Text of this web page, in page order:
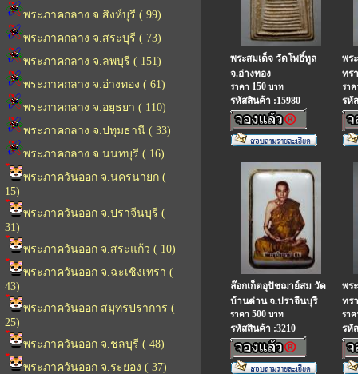
พระภาคกลาง จ.สิงห์บุรี ( 99)
พระภาคกลาง จ.สระบุรี ( 73)
พระภาคกลาง จ.ลพบุรี ( 151)
พระภาคกลาง จ.อ่างทอง ( 61)
พระภาคกลาง จ.อยุธยา ( 110)
พระภาคกลาง จ.ปทุมธานี ( 33)
พระภาคกลาง จ.นนทบุรี ( 16)
พระภาควันออก จ.นครนายก (
15)
พระภาควันออก จ.ปราจีนบุรี (
31)
พระภาควันออก จ.สระแก้ว ( 10)
พระภาควันออก จ.ฉะเชิงเทรา (
43)
พระภาควันออก สมุทรปราการ (
25)
พระภาควันออก จ.ชลบุรี ( 48)
พระภาควันออก จ.ระยอง ( 37)
พระสมเด็จ วัดโพธิ์ทูล
จ.อ่างทอง
ราคา 150 บาท
รหัสสินค้า :15980
พร
ทร
รา
รหั
ล๊อกเก็ตอุปัชฌาย์สม วัด
บ้านด่าน จ.ปราจีนบุรี
ราคา 500 บาท
รหัสสินค้า :3210
พร
ทร
รา
รหั